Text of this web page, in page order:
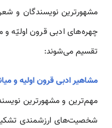
‌مشهور‌‌‌‌ترین نویسندگان و
چهره‌های ادبی قرون اولیّه و
تقسیم می‌شوند:
مشاهیر ادبی قرون اولیه و
مهم‌ترین و مشهور‌‌‌‌ترین
شخصیت‌های ارزشمندی